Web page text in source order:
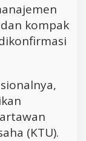
kompak
(KTU).